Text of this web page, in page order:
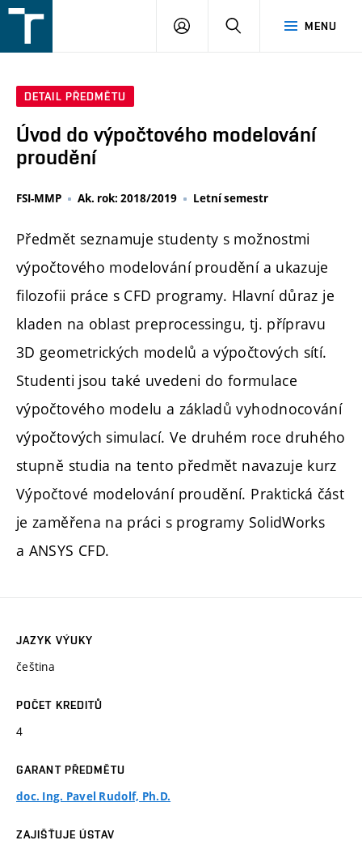
v
MENU
PŘIHLÁŠENÍ
DETAIL PŘEDMĚTU
Úvod do výpočtového modelování
proudění
FSI-MMP Ak. rok: 2018/2019 Letní semestr
Předmět seznamuje studenty s možnostmi
výpočtového modelování proudění a ukazuje
filozofii práce s CFD programy. Hlavní důraz je
kladen na oblast preprocessingu, tj. přípravu
3D geometrických modelů a výpočtových sítí.
Studenti jsou také uvedeni do formulace
výpočtového modelu a základů vyhodnocování
výpočtových simulací. Ve druhém roce druhého
stupně studia na tento předmět navazuje kurz
Výpočtové modelování proudění. Praktická část
je zaměřena na práci s programy SolidWorks
a ANSYS CFD.
JAZYK VÝUKY
čeština
POČET KREDITŮ
4
GARANT PŘEDMĚTU
doc. Ing. Pavel Rudolf, Ph.D.
ZAJIŠŤUJE ÚSTAV